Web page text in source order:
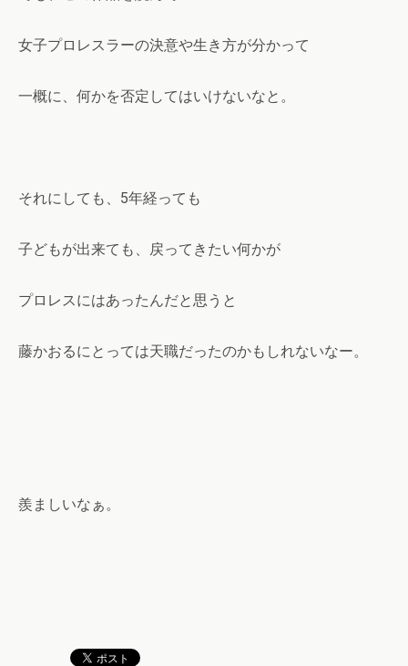
女子プロレスラーの決意や生き方が分かって
一概に、何かを否定してはいけないなと。
それにしても、5年経っても
子どもが出来ても、戻ってきたい何かが
プロレスにはあったんだと思うと
藤かおるにとっては天職だったのかもしれないなー。
羨ましいなぁ。